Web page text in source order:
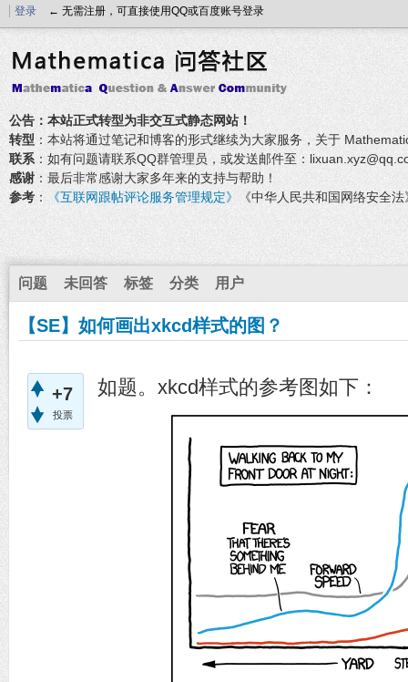
登录 ← 无需注册，可直接使用QQ或百度账号登录
公告：本站正式转型为非交互式静态网站！
转型 ：本站将通过笔记和博客的形式继续为大家服务，关于
联系 ：如有问题请联系QQ群管理员，或发送邮件至：
感谢 ：最后非常感谢大家多年来的支持与帮助！
参考 ： 《互联网跟帖评论服务管理规定》 《中华人民共和国网络安全
问题 未回答 标签 分类 用户
【SE】如何画出xkcd样式的图？
+7
投票
如题。xkcd样式的参考图如下：